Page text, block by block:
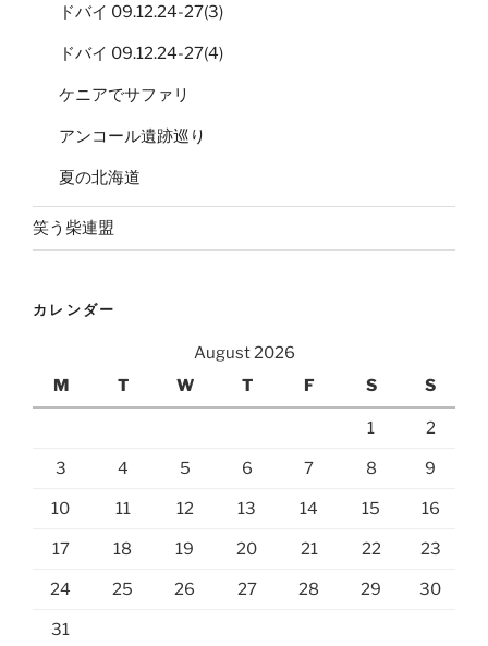
ドバイ 09.12.24-27(3)
ドバイ 09.12.24-27(4)
ケニアでサファリ
アンコール遺跡巡り
夏の北海道
笑う柴連盟
カレンダー
August 2026
M
T W T F S S
1 2
3 4 5 6 7 8 9
10 11 12 13 14 15 16
17 18 19 20 21 22 23
24 25 26 27 28 29 30
31